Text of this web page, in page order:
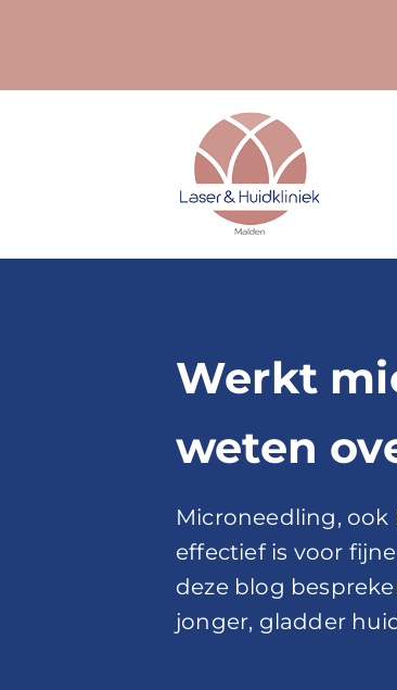
Werkt
weten
Microneedling,
effectief is voor
deze blog
jonger, gladder